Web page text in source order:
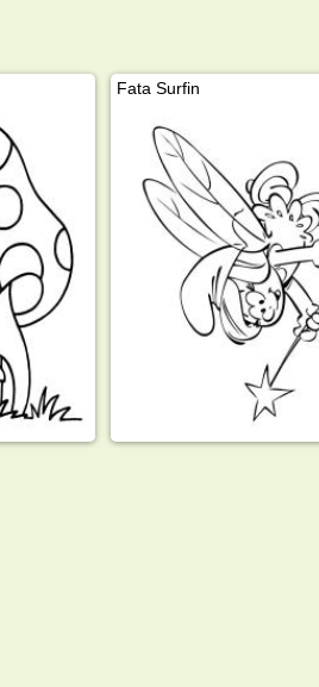
Fata Surfin